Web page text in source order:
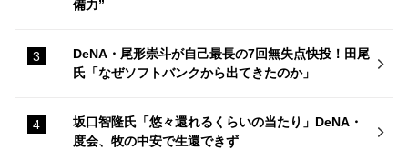
備力”
DeNA・尾形崇斗が自己最長の7回無失点快投！田尾
氏「なぜソフトバンクから出てきたのか」
坂口智隆氏「悠々還れるくらいの当たり」DeNA・
度会、牧の中安で生還できず